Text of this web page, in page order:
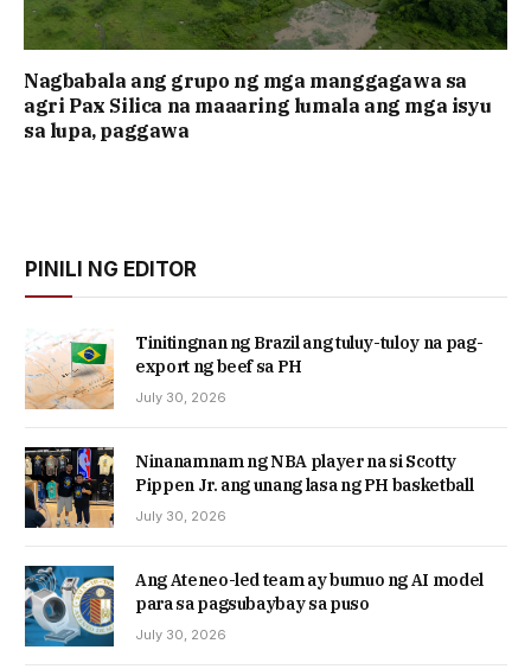
Nagbabala ang grupo ng mga manggagawa sa
agri Pax Silica na maaaring lumala ang mga isyu
sa lupa, paggawa
PINILI NG EDITOR
Tinitingnan ng Brazil ang tuluy-tuloy na pag-
export ng beef sa PH
July 30, 2026
Ninanamnam ng NBA player na si Scotty
Pippen Jr. ang unang lasa ng PH basketball
July 30, 2026
Ang Ateneo-led team ay bumuo ng AI model
para sa pagsubaybay sa puso
July 30, 2026